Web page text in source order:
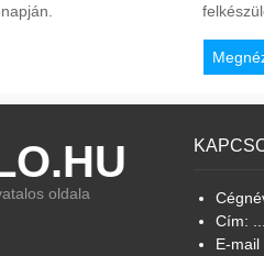
oldala
Cím:
E-